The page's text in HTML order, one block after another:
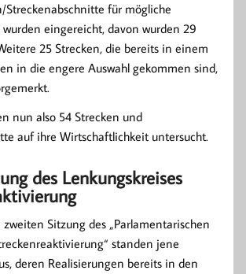
Streckenabschnitte für mögliche
eingereicht, davon wurden 29
25 Strecken, die bereits in einem
in die engere Auswahl gekommen sind,
nun also 54 Strecken und
auf ihre Wirtschaftlichkeit untersucht.
des Lenkungskreises
Sitzung des „Parlamentarischen
standen jene
deren Realisierungen bereits in den